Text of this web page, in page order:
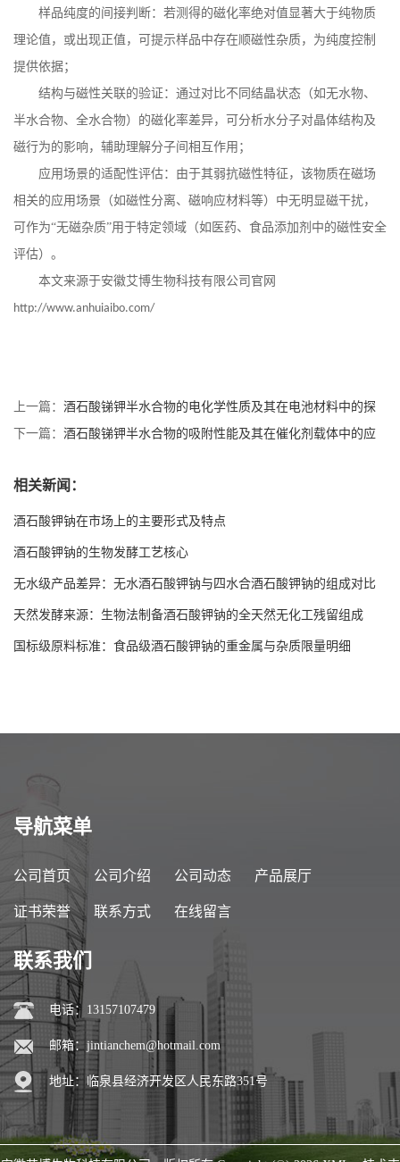
样品纯度的间接判断：若测得的磁化率绝对值显著大于纯物质
理论值，或出现正值，可提示样品中存在顺磁性杂质，为纯度控制
提供依据；
结构与磁性关联的验证：通过对比不同结晶状态（如无水物、
半水合物、全水合物）的磁化率差异，可分析水分子对晶体结构及
磁行为的影响，辅助理解分子间相互作用；
应用场景的适配性评估：由于其弱抗磁性特征，该物质在磁场
相关的应用场景（如磁性分离、磁响应材料等）中无明显磁干扰，
可作为“无磁杂质”用于特定领域（如医药、食品添加剂中的磁性安全
评估）。
本文来源于安徽艾博生物科技有限公司官网
http://www.anhuiaibo.com/
上一篇： 酒石酸锑钾半水合物的电化学性质及其在电池材料中的探
索
下一篇： 酒石酸锑钾半水合物的吸附性能及其在催化剂载体中的应
相关新闻：
酒石酸钾钠在市场上的主要形式及特点
酒石酸钾钠的生物发酵工艺核心
无水级产品差异：无水酒石酸钾钠与四水合酒石酸钾钠的组成对比
天然发酵来源：生物法制备酒石酸钾钠的全天然无化工残留组成
国标级原料标准：食品级酒石酸钾钠的重金属与杂质限量明细
导航菜单
公司首页 公司介绍 公司动态 产品展厅
证书荣誉 联系方式 在线留言
联系我们
电话：13157107479
邮箱： jintianchem@hotmail.com
地址：临泉县经济开发区人民东路351号